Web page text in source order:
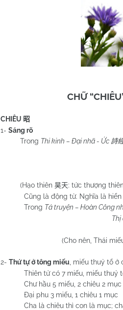
CHỮ
CHIÊU 昭
1- Sáng rõ
Trong Thi kinh – Đại nhã - Ức 詩
(Hạo thiên 昊天: tức thượng
Cũng là động từ. Nghĩa là
Trong Tả truyện – Hoàn Công
Thị
(Cho nên, Thái
2- Thứ tự ở tông miếu , miếu thuỷ tổ
Thiên tử có 7 miếu, miếu thuỷ
Chưhầu 5 miếu, 2 chiêu 2 mục
Đại phu 3 miếu, 1 chiêu 1 mục
Cha là chiêu thì con là mục;